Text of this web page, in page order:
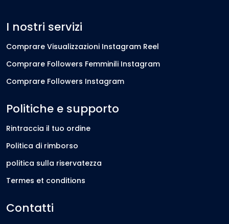
I nostri servizi
Comprare Visualizzazioni Instagram Reel
Comprare Followers Femminili Instagram
Comprare Followers Instagram
Politiche e supporto
Rintraccia il tuo ordine
Politica di rimborso
politica sulla riservatezza
Termes et conditions
Contatti